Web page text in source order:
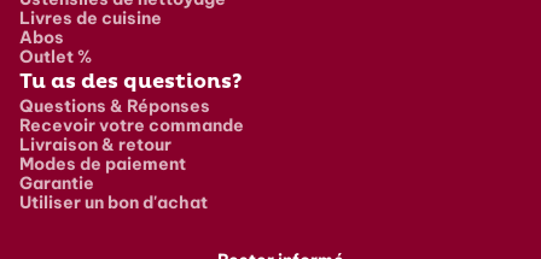
Livres de cuisine
Abos
Outlet %
Tu as des questions?
Questions & Réponses
Recevoir votre commande
Livraison & retour
Modes de paiement
Garantie
Utiliser un bon d'achat